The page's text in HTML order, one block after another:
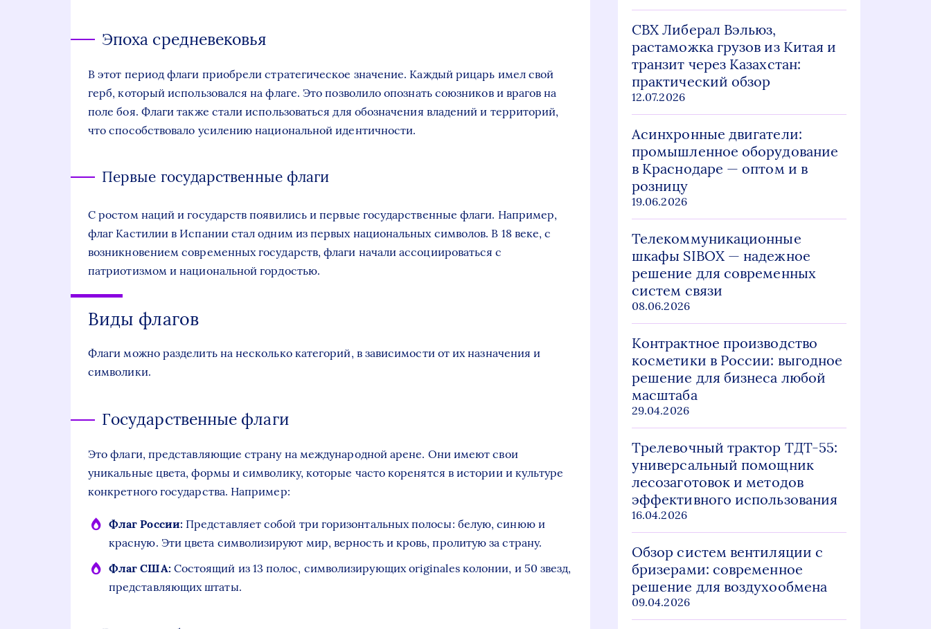
Эпоха средневековья
В этот период флаги приобрели стратегическое значение. Каждый рицарь имел свой
герб, который использовался на флаге. Это позволило опознать союзников и врагов на
поле боя. Флаги также стали использоваться для обозначения владений и территорий,
что способствовало усилению национальной идентичности.
Первые государственные флаги
С ростом наций и государств появились и первые государственные флаги. Например,
флаг Кастилии в Испании стал одним из первых национальных символов. В 18 веке, с
возникновением современных государств, флаги начали ассоциироваться с
патриотизмом и национальной гордостью.
Виды флагов
Флаги можно разделить на несколько категорий, в зависимости от их назначения и
символики.
Государственные флаги
Это флаги, представляющие страну на международной арене. Они имеют свои
уникальные цвета, формы и символику, которые часто коренятся в истории и культуре
конкретного государства. Например:
Флаг России: Представляет собой три горизонтальных полосы: белую, синюю и
красную. Эти цвета символизируют мир, верность и кровь, пролитую за страну.
Флаг США: Состоящий из 13 полос, символизирующих originales колонии, и 50 звезд,
представляющих штаты.
СВХ Либерал Вэльюз,
растаможка грузов из Китая и
транзит через Казахстан:
практический обзор
12.07.2026
Асинхронные двигатели:
промышленное оборудование
в Краснодаре — оптом и в
розницу
19.06.2026
Телекоммуникационные
шкафы SIBOX — надежное
решение для современных
систем связи
08.06.2026
Контрактное производство
косметики в России: выгодное
решение для бизнеса любой
масштаба
29.04.2026
Трелевочный трактор ТДТ-55:
универсальный помощник
лесозаготовок и методов
эффективного использования
16.04.2026
Обзор систем вентиляции с
бризерами: современное
решение для воздухообмена
09.04.2026